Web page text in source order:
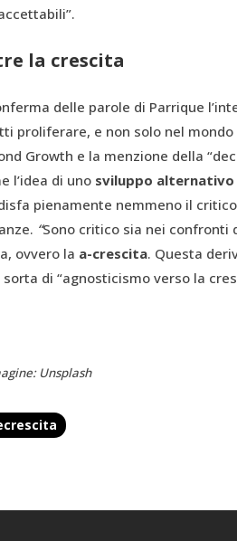
la crescita
delle parole di Parrique
proliferare, e non solo nel mondo
Growth e la menzione della
l’idea di uno sviluppo alternativo
pienamente nemmeno il
“Sono critico sia nei confronti
ovvero la a-crescita. Questa
sorta di “agnosticismo verso la
Unsplash